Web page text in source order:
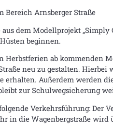
Bereich Arnsberger Straße
dem Modellprojekt
beginnen.
Herbstferien ab kommenden
neu zu gestalten.
erhalten. Außerdem werden
zur Schulwegsicherung
folgende Verkehrsführung:
in die Wagenbergstraße wird